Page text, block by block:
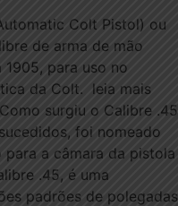
Colt Pistol) ou
de arma de mão
para uso no
da Colt. leia mais
surgiu o Calibre .45
foi nomeado
a câmara da pistola
.45, é uma
padrões de polegadas